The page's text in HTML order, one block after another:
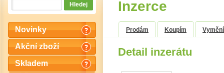
Novinky
Akční zboží
Skladem
Inzerce
Prodám Koupím
Detail inzerátu